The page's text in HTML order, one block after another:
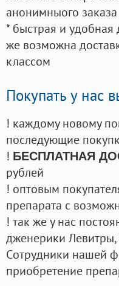
анонимныого
* быстрая и удобная
же возможна
классом
Покупать у нас
! каждому новому
последующие
! БЕСПЛАТНАЯ
рублей
! оптовым
препарата с
! так же у нас
дженерики
Cотрудники нашей
приобретение